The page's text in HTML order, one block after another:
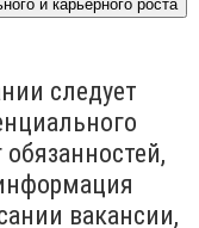
и карьерного роста
следует
обязанностей,
вакансии,